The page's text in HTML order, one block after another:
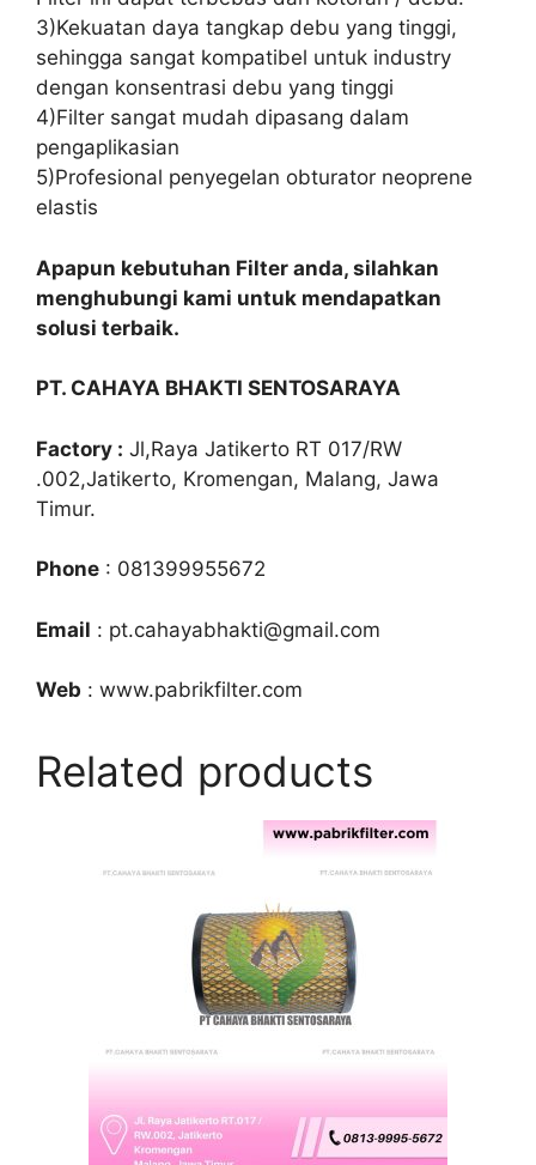
3)Kekuatan daya tangkap debu yang tinggi,
sehingga sangat kompatibel untuk industry
dengan konsentrasi debu yang tinggi
4)Filter sangat mudah dipasang dalam
pengaplikasian
5)Profesional penyegelan obturator neoprene
elastis
Apapun kebutuhan Filter anda, silahkan
menghubungi kami untuk mendapatkan
solusi terbaik.
PT. CAHAYA BHAKTI SENTOSARAYA
Factory : Jl,Raya Jatikerto RT 017/RW
.002,Jatikerto, Kromengan, Malang, Jawa
Timur.
Phone : 081399955672
Email : pt.cahayabhakti@gmail.com
Web : www.pabrikfilter.com
Related products